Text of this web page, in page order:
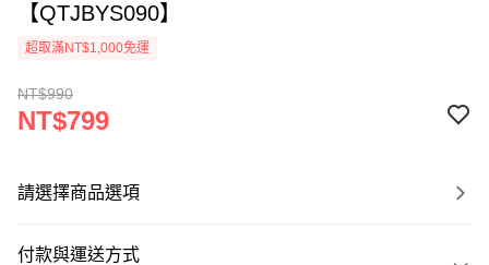
【QTJBYS090】
超取滿NT$1,000免運
NT$990
NT$799
請選擇商品選項
付款與運送方式